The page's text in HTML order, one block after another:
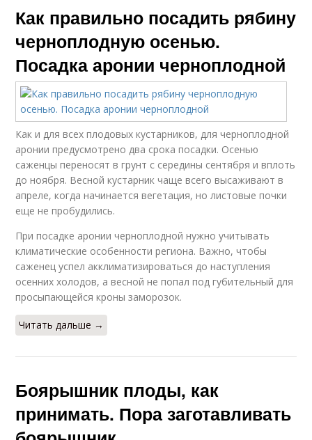
Как правильно посадить рябину
черноплодную осенью.
Посадка аронии черноплодной
Как и для всех плодовых кустарников, для черноплодной
аронии предусмотрено два срока посадки. Осенью
саженцы переносят в грунт с середины сентября и вплоть
до ноября. Весной кустарник чаще всего высаживают в
апреле, когда начинается вегетация, но листовые почки
еще не пробудились.
При посадке аронии черноплодной нужно учитывать
климатические особенности региона. Важно, чтобы
саженец успел акклиматизироваться до наступления
осенних холодов, а весной не попал под губительный для
просыпающейся кроны заморозок.
Читать дальше →
Боярышник плоды, как
принимать. Пора заготавливать